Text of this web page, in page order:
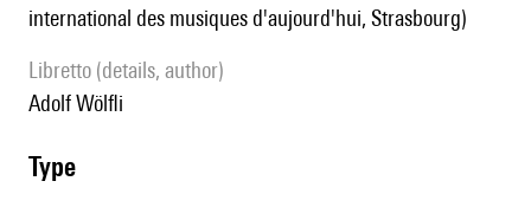
international des musiques d'aujourd'hui, Strasbourg)
Libretto (details, author)
Adolf Wölfli
type